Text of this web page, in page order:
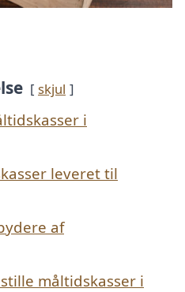
skjul
i
leveret til
af
måltidskasser i